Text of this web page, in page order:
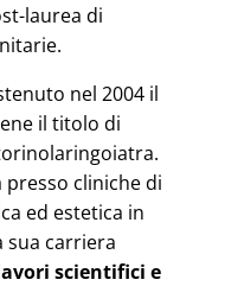
laurea di
nel 2004 il
il titolo di
cliniche di
ed estetica in
sua carriera
scientifici e